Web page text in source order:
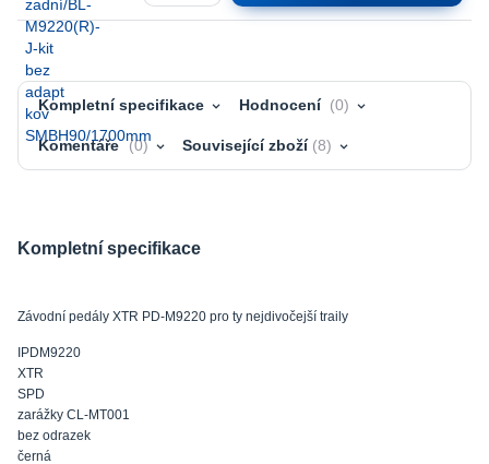
Kompletní specifikace Hodnocení 0
Komentáře 0 Související zboží 8
Kompletní specifikace
Závodní pedály XTR PD-M9220 pro ty nejdivočejší traily
IPDM9220
XTR
SPD
zarážky CL-MT001
bez odrazek
černá